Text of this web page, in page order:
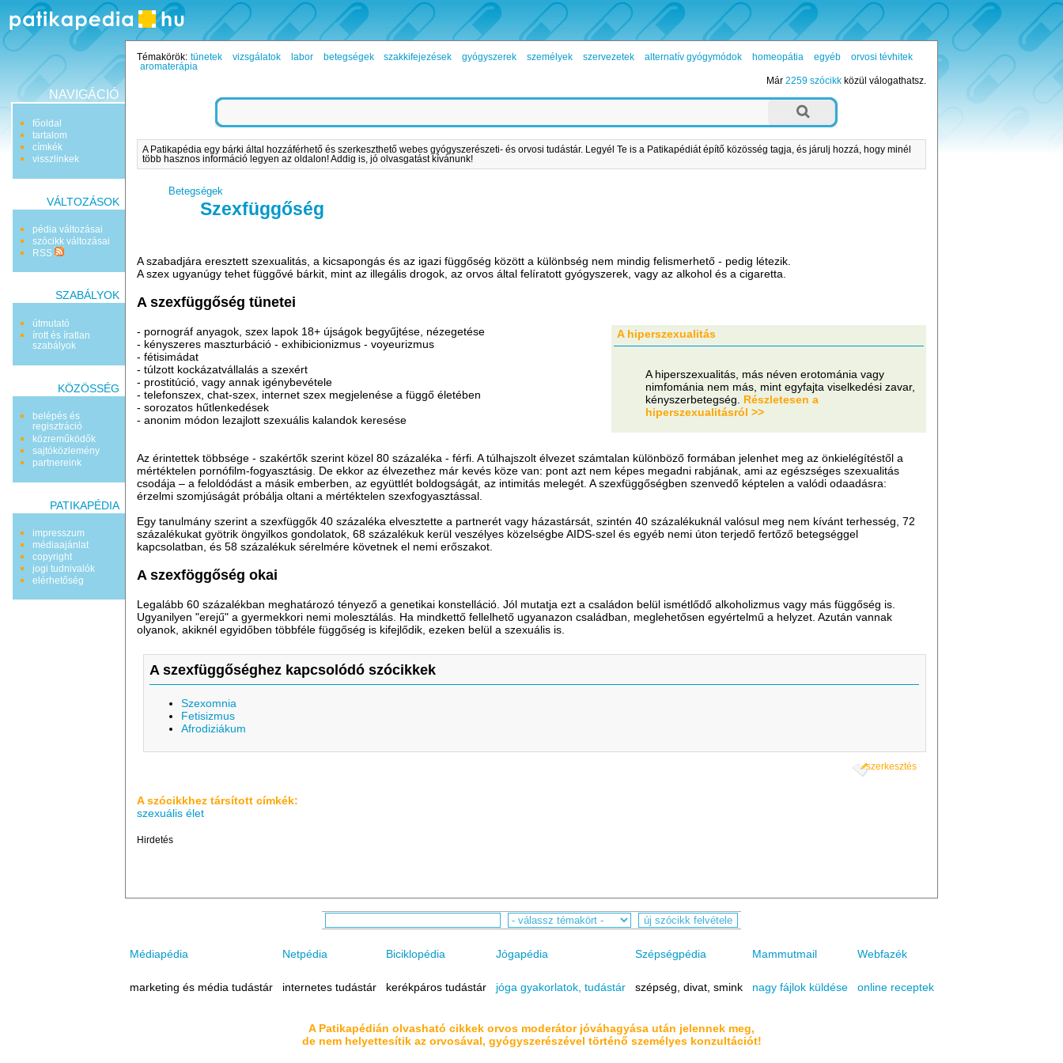
NAVIGÁCIÓ
főoldal
tartalom
címkék
visszlinkek
VÁLTOZÁSOK
pédia változásai
szócikk változásai
RSS
SZABÁLYOK
útmutató
írott és íratlan
szabályok
KÖZÖSSÉG
belépés és
regisztráció
közreműködők
sajtóközlemény
partnereink
PATIKAPÉDIA
impresszum
médiaajánlat
copyright
jogi tudnivalók
elérhetőség
Témakörök: tünetek vizsgálatok labor betegségek szakkifejezések gyógyszerek személyek szervezetek alternatív gyógymódok homeopátia egyéb
orvosi tévhitek
aromaterápia
Már 2259 szócikkközül válogathatsz.
A Patikapédia egy bárki által hozzáférhető és szerkeszthető webes gyógyszerészeti- és orvosi tudástár. Legyél Te is a Patikapédiát építő közösség tagja, és járulj hozzá, hogy minél
több hasznos információ legyen az oldalon! Addig is, jó olvasgatást kívánunk!
Betegségek
Szexfüggőség
A szabadjára eresztett szexualitás, a kicsapongás és az igazi függőség között a különbség nem mindig felismerhető - pedig létezik.
A szex ugyanúgy tehet függővé bárkit, mint az illegális drogok, az orvos által felíratott gyógyszerek, vagy az alkohol és a cigaretta.
A szexfüggőség tünetei
A hiperszexualitás
A hiperszexualitás, más néven erotománia vagy
nimfománia nem más, mint egyfajta viselkedési zavar,
kényszerbetegség. Részletesen a
hiperszexualitásról >>
- pornográf anyagok, szex lapok 18+ újságok begyűjtése, nézegetése
- kényszeres maszturbáció - exhibicionizmus - voyeurizmus
- fétisimádat
- túlzott kockázatvállalás a szexért
- prostitúció, vagy annak igénybevétele
- telefonszex, chat-szex, internet szex megjelenése a függő életében
- sorozatos hűtlenkedések
- anonim módon lezajlott szexuális kalandok keresése
Az érintettek többsége - szakértők szerint közel 80 százaléka - férfi. A túlhajszolt élvezet számtalan különböző formában jelenhet meg az önkielégítéstől a
mértéktelen pornófilm-fogyasztásig. De ekkor az élvezethez már kevés köze van: pont azt nem képes megadni rabjának, ami az egészséges szexualitás
csodája – a feloldódást a másik emberben, az együttlét boldogságát, az intimitás melegét. A szexfüggőségben szenvedő képtelen a valódi odaadásra:
érzelmi szomjúságát próbálja oltani a mértéktelen szexfogyasztással.
Egy tanulmány szerint a szexfüggők 40 százaléka elvesztette a partnerét vagy házastársát, szintén 40 százalékuknál valósul meg nem kívánt terhesség, 72
százalékukat gyötrik öngyilkos gondolatok, 68 százalékuk kerül veszélyes közelségbe AIDS-szel és egyéb nemi úton terjedő fertőző betegséggel
kapcsolatban, és 58 százalékuk sérelmére követnek el nemi erőszakot.
A szexföggőség okai
Legalább 60 százalékban meghatározó tényező a genetikai konstelláció. Jól mutatja ezt a családon belül ismétlődő alkoholizmus vagy más függőség is.
Ugyanilyen "erejű" a gyermekkori nemi molesztálás. Ha mindkettő fellelhető ugyanazon családban, meglehetősen egyértelmű a helyzet. Azután vannak
olyanok, akiknél egyidőben többféle függőség is kifejlődik, ezeken belül a szexuális is.
A szexfüggőséghez kapcsolódó szócikkek
Szexomnia
Fetisizmus
Afrodiziákum
szerkesztés
A szócikkhez társított címkék:
szexuális élet
Hirdetés
Médiapédia Netpédia Biciklopédia Jógapédia Szépségpédia Mammutmail Webfazék
marketing és média tudástár internetes tudástár kerékpáros tudástár jóga gyakorlatok, tudástár szépség, divat, smink nagy fájlok küldése online receptek
A Patikapédián olvasható cikkek orvos moderátor jóváhagyása után jelennek meg,
de nem helyettesítik az orvosával, gyógyszerészével történő személyes konzultációt!